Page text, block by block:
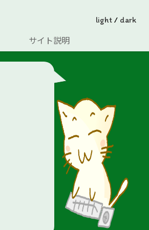
light / dark
サイト説明